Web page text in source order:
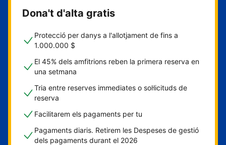
Dona't d'alta gratis
Protecció per danys a l'allotjament de fins a
1.000.000 $
El 45% dels amfitrions reben la primera reserva en
una setmana
Tria entre reserves immediates o sol·licituds de
reserva
Facilitarem els pagaments per tu
Pagaments diaris. Retirem les Despeses de gestió
dels pagaments durant el 2026